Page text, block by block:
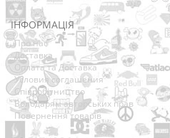
ІНФОРМАЦІЯ
Про нас
Доставка
Оплата та Доставка
Условия соглашения
Співробітництво
Володарям авторських прав
Повернення товарів